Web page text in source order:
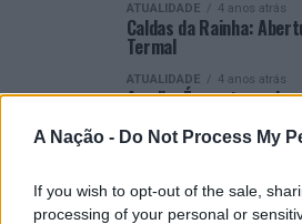
A Nação - Do Not Process My
If you wish to opt-out of the sale,
processing of your personal or
ATUALIDADE 4 anos atrás
Caldas da Rainha:
Termal
ATUALIDADE 4 anos atrás
Anadia: Época termal
4 anos atrás
“Arte para a Infância”